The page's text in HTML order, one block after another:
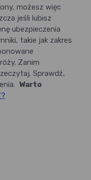
możesz więc
jeśli lubisz
ubezpieczenia
takie jak zakres
Zanim
Sprawdź,
Warto